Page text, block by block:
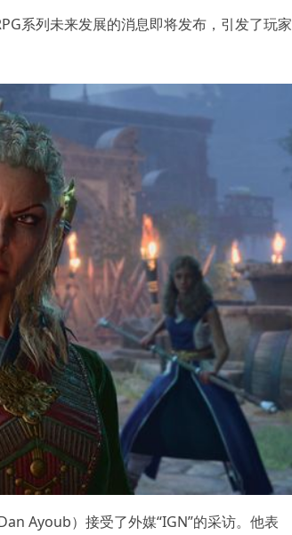
系列未来发展的消息即将发布，引发了玩家
Ayoub）接受了外媒“IGN”的采访。他表